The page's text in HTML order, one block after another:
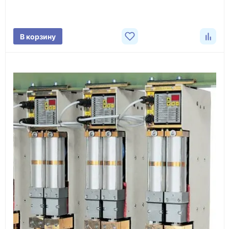
Подбираем оборудование, рассчитываем
стоимость товара и ориентировочную стоимость
доставки.
4
Счёт и оплата
Согласовываем условия, готовим счёт, договор
или спецификацию и принимаем оплату по
реквизитам.
В корзину